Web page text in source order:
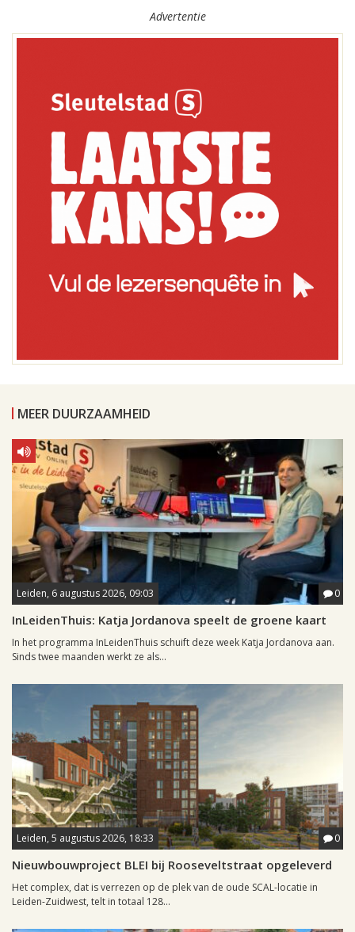
Advertentie
MEER DUURZAAMHEID
Leiden, 6 augustus 2026, 09:03 0
InLeidenThuis: Katja Jordanova speelt de groene kaart
In het programma InLeidenThuis schuift deze week Katja Jordanova aan.
Sinds twee maanden werkt ze als...
Leiden, 5 augustus 2026, 18:33 0
Nieuwbouwproject BLEI bij Rooseveltstraat opgeleverd
Het complex, dat is verrezen op de plek van de oude SCAL-locatie in
Leiden-Zuidwest, telt in totaal 128...